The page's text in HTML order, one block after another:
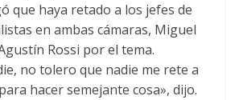
que haya retado a los jefes de
en ambas cámaras, Miguel
Rossi por el tema.
no tolero que nadie me rete a
hacer semejante cosa», dijo.